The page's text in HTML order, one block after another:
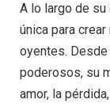
A lo largo de su
única para
oyentes.
poderosos, su
amor, la